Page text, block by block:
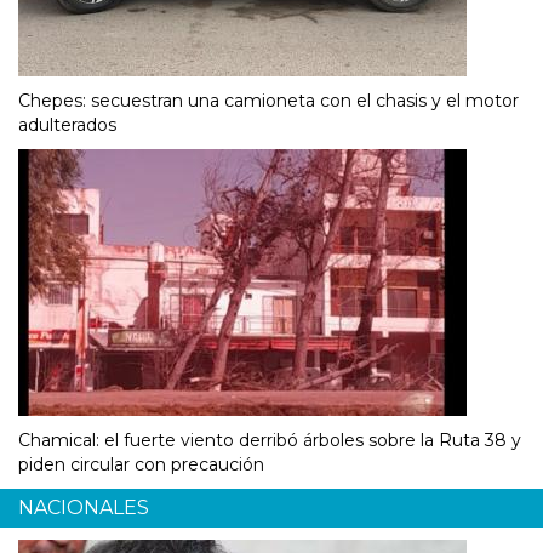
Chepes: secuestran una camioneta con el chasis y el motor
adulterados
Chamical: el fuerte viento derribó árboles sobre la Ruta 38 y
piden circular con precaución
NACIONALES